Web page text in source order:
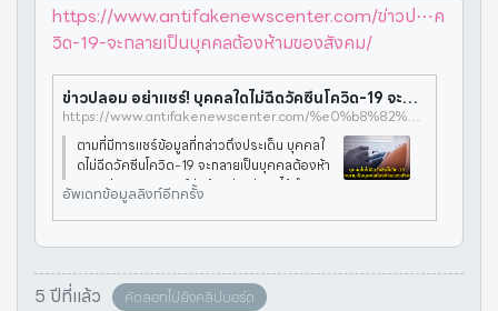
https://www.antifakenewscenter.com/ข่าวป⋯ค
วิด-19-จะกลายเป็นบุคคลต้องห้ามของสังคม/
ข่าวปลอม อย่าแชร์! บุคคลใดไม่ฉีดวัคซีนโควิด-19 จะกลายเป็นบุคคลต้องห้ามของสังคม - ศูนย์ต่อต้านข่าวปลอม | Anti-Fake News Center Thailand
https://www.antifakenewscenter.com/%e0%b8%82%e0%b9%88%e0%b8%b2%e0%b8%a7%e0%b8%9b%e0%b8%a5%e0%b8%ad%e0%b8%a1-%e0%b8%ad%e0%b8%a2%e0%b9%88%e0%b8%b2%e0%b9%81%e0%b8%8a%e0%b8%a3%e0%b9%8c-%e0%b8%9a%e0%b8%b8%e0%b8%84%e0%b8%84%e0%b8%a5%e0%b9%83%e0%b8%94%e0%b9%84%e0%b8%a1%e0%b9%88%e0%b8%89%e0%b8%b5%e0%b8%94%e0%b8%a7%e0%b8%b1%e0%b8%84%e0%b8%8b%e0%b8%b5%e0%b8%99%e0%b9%82%e0%b8%84%e0%b8%a7%e0%b8%b4%e0%b8%94-19-%e0%b8%88%e0%b8%b0%e0%b8%81%e0%b8%a5%e0%b8%b2%e0%b8%a2%e0%b9%80%e0%b8%9b%e0%b9%87%e0%b8%99%e0%b8%9a%e0%b8%b8%e0%b8%84%e0%b8%84%e0%b8%a5%e0%b8%95%e0%b9%89%e0%b8%ad%e0%b8%87%e0%b8%ab%e0%b9%89%e0%b8%b2%e0%b8%a1%e0%b8%82%e0%b8%ad%e0%b8%87%e0%b8%aa%e0%b8%b1%e0%b8%87%e0%b8%84%e0%b8%a1/
ตามที่มีการแชร์ข้อมูลที่กล่าวถึงประเด็น บุคคลใ
ดไม่ฉีดวัคซีนโควิด-19 จะกลายเป็นบุคคลต้องห้า
มของสังคม ทางศูนย์ต่อต้านข่าวปลอมได้ดำเนิน
การตรวจสอบข้อเท็จจริงโดย ศูนย์บริหารสถาน
การณ์แพร่ระบาดของโรคติดเชื้อ
อัพเดทข้อมูลลิงก์อีกครั้ง
5 ปีที่แล้ว คัดลอกไปยังคลิปบอร์ด